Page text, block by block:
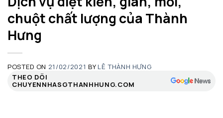
chuột chất lượng của Thành
Hưng
POSTED ON 21/02/2021 BY LÊ THÀNH HƯNG
THEO DÕI
CHUYENNHASGTHANHHUNG.COM